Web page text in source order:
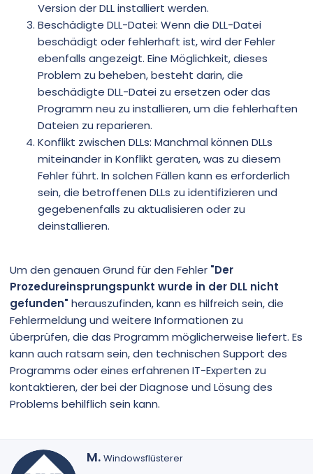
Version der DLL installiert werden.
Beschädigte DLL-Datei: Wenn die DLL-Datei
beschädigt oder fehlerhaft ist, wird der Fehler
ebenfalls angezeigt. Eine Möglichkeit, dieses
Problem zu beheben, besteht darin, die
beschädigte DLL-Datei zu ersetzen oder das
Programm neu zu installieren, um die fehlerhaften
Dateien zu reparieren.
Konflikt zwischen DLLs: Manchmal können DLLs
miteinander in Konflikt geraten, was zu diesem
Fehler führt. In solchen Fällen kann es erforderlich
sein, die betroffenen DLLs zu identifizieren und
gegebenenfalls zu aktualisieren oder zu
deinstallieren.
Um den genauen Grund für den Fehler "Der
Prozedureinsprungspunkt wurde in der DLL nicht
gefunden" herauszufinden, kann es hilfreich sein, die
Fehlermeldung und weitere Informationen zu
überprüfen, die das Programm möglicherweise liefert. Es
kann auch ratsam sein, den technischen Support des
Programms oder eines erfahrenen IT-Experten zu
kontaktieren, der bei der Diagnose und Lösung des
Problems behilflich sein kann.
G
M. Windowsflüsterer